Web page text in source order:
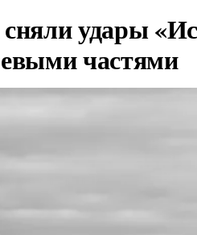
удары
частями